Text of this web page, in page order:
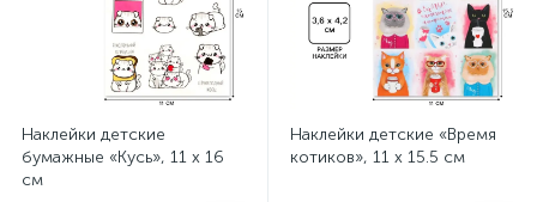
Наклейки детские
бумажные «Кусь», 11 х 16
см
Наклейки детские «Время
котиков», 11 х 15.5 см